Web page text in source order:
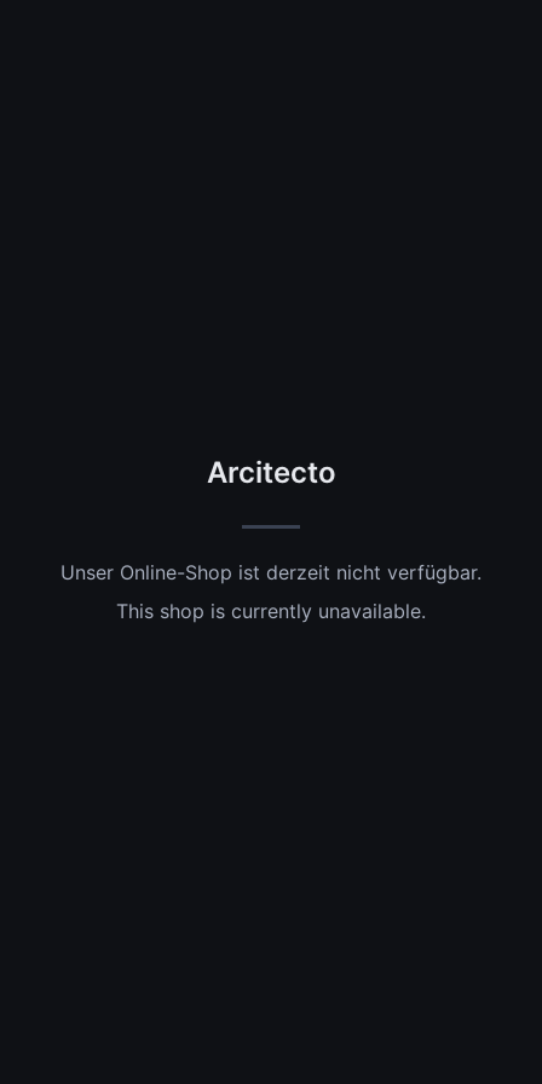
Arcitecto
Unser Online-Shop ist derzeit nicht verfügbar.
This shop is currently unavailable.